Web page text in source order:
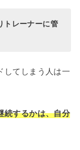
トレーナーに管
してしまう人は一
続するかは、自分